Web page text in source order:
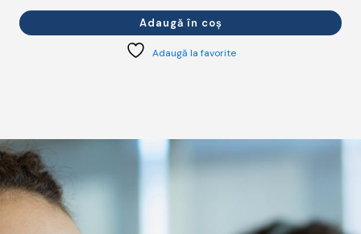
Adaugă în coș
Adaugă la favorite